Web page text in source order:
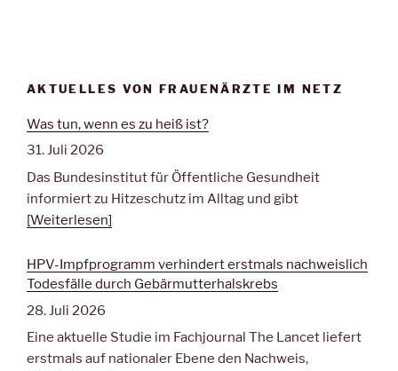
AKTUELLES VON FRAUENÄRZTE IM NETZ
Was tun, wenn es zu heiß ist?
31. Juli 2026
Das Bundesinstitut für Öffentliche Gesundheit
informiert zu Hitzeschutz im Alltag und gibt
[Weiterlesen]
HPV-Impfprogramm verhindert erstmals nachweislich
Todesfälle durch Gebärmutterhalskrebs
28. Juli 2026
Eine aktuelle Studie im Fachjournal The Lancet liefert
erstmals auf nationaler Ebene den Nachweis,